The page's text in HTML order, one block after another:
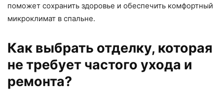
поможет сохранить здоровье и обеспечить комфортный
микроклимат в спальне.
Как выбрать отделку, которая
не требует частого ухода и
ремонта?